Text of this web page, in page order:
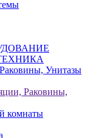
Унитазы
Раковины,
комнаты